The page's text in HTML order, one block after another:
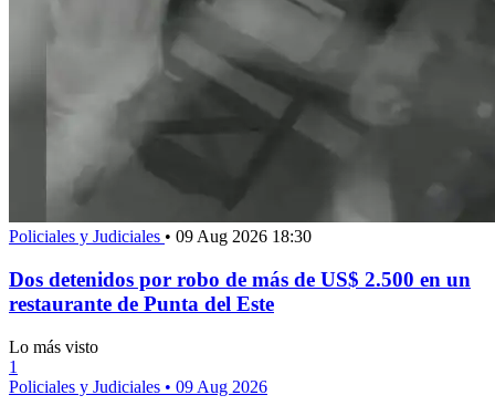
Policiales y Judiciales • 09 Aug 2026 18:30
Dos detenidos por robo de más de US$ 2.500 en un
restaurante de Punta del Este
Lo más visto
1
Policiales y Judiciales • 09 Aug 2026